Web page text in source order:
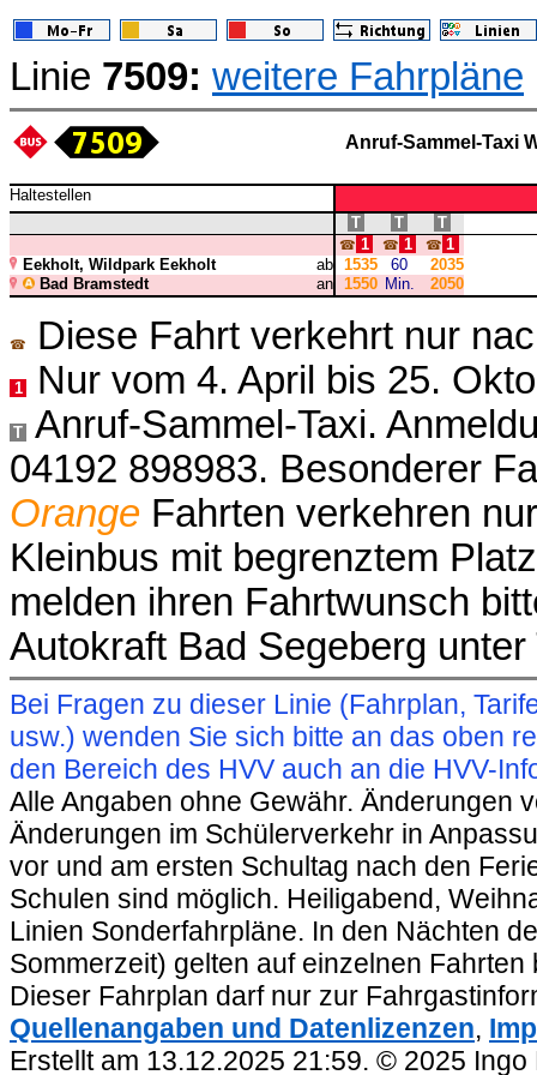
Linie 7509: weitere Fahrpläne
Anruf-Sammel-Taxi
Haltestellen
T
T T
☎ 1 ☎ 1 ☎ 1
Eekholt, Wildpark Eekholt
ab 1535 60
2035
Bad Bramstedt
an 1550 Min. 2050
☎ Diese Fahrt verkehrt nur
1 Nur vom 4. April bis 25.
T
Anruf-Sammel-Taxi.
04192 898983. Besonderer
Orange Fahrten verkehren
Kleinbus mit begrenztem
melden ihren Fahrtwunsch
Autokraft Bad Segeberg
Bei Fragen zu dieser Linie (Fahrplan,
usw.) wenden Sie sich bitte an das oben
den Bereich des HVV auch an die HVV-
Alle Angaben ohne Gewähr. Änderungen
Änderungen im Schülerverkehr in
vor und am ersten Schultag nach den
Schulen sind möglich. Heiligabend,
Linien Sonderfahrpläne. In den Nächten
Sommerzeit) gelten auf einzelnen
Dieser Fahrplan darf nur zur
Quellenangaben und Datenlizenzen,
Erstellt am 13.12.2025 21:59. © 2025